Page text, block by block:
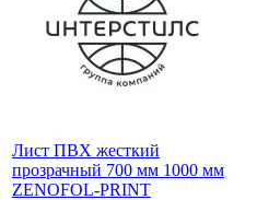
Лист ПВХ жесткий
прозрачный 700 мм 1000 мм
ZENOFOL-PRINT